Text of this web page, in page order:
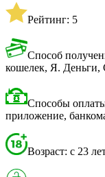
Рейтинг: 5
Способ
кошелек, Я. Деньги,
Способы
приложение,
Возраст: с 23